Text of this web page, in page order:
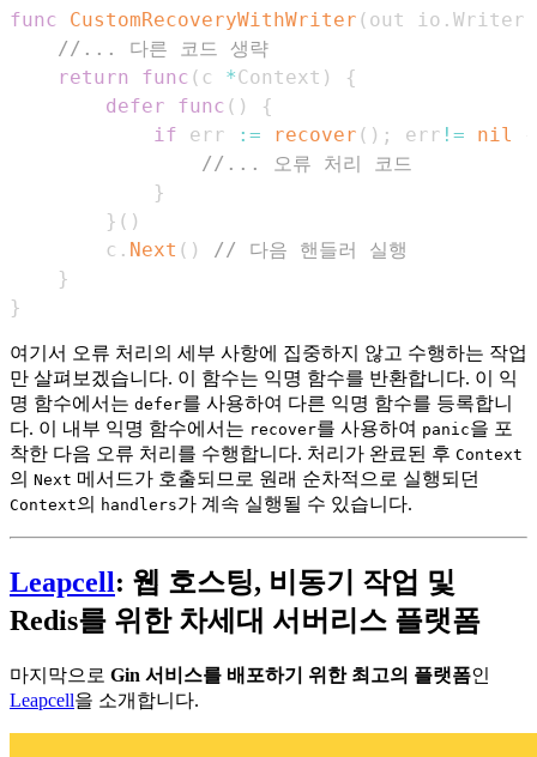
func CustomRecoveryWithWriter ( out io . Writer
//... 다른 코드 생략
return
func ( c *Context )
{
defer
func ( )
{
if err := recover ( ) ; err != nil
//... 오류 처리 코드
}
} ( )
        c
. Next ( )
// 다음 핸들러 실행
}
}
여기서 오류 처리의 세부 사항에 집중하지 않고 수행하는 작업
만 살펴보겠습니다. 이 함수는 익명 함수를 반환합니다. 이 익
명 함수에서는 defer를 사용하여 다른 익명 함수를 등록합니
다. 이 내부 익명 함수에서는 recover를 사용하여 panic을 포
착한 다음 오류 처리를 수행합니다. 처리가 완료된 후 Context
의 Next 메서드가 호출되므로 원래 순차적으로 실행되던
Context의 handlers가 계속 실행될 수 있습니다.
Leapcell: 웹 호스팅, 비동기 작업 및
Redis를 위한 차세대 서버리스 플랫폼
마지막으로 Gin 서비스를 배포하기 위한 최고의 플랫폼인
Leapcell을 소개합니다.